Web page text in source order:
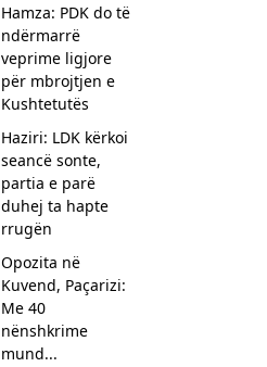
Hamza: PDK do të
ndërmarrë
veprime ligjore
për mbrojtjen e
Kushtetutës
Haziri: LDK kërkoi
seancë sonte,
partia e parë
duhej ta hapte
rrugën
Opozita në
Kuvend, Paçarizi:
Me 40
nënshkrime
mund...